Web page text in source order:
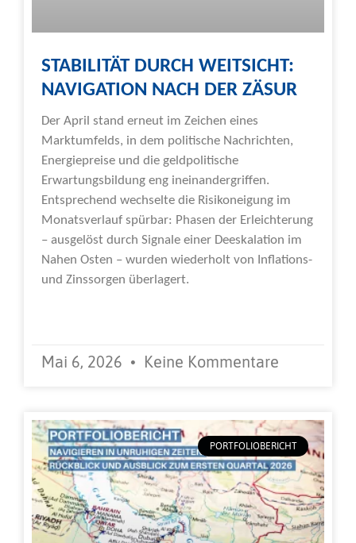
STABILITÄT DURCH WEITSICHT:
NAVIGATION NACH DER ZÄSUR
Der April stand erneut im Zeichen eines
Marktumfelds, in dem politische Nachrichten,
Energiepreise und die geldpolitische
Erwartungsbildung eng ineinandergriffen.
Entsprechend wechselte die Risikoneigung im
Monatsverlauf spürbar: Phasen der Erleichterung
– ausgelöst durch Signale einer Deeskalation im
Nahen Osten – wurden wiederholt von Inflations-
und Zinssorgen überlagert.
Mai 6, 2026 Keine Kommentare
PORTFOLIOBERICHT